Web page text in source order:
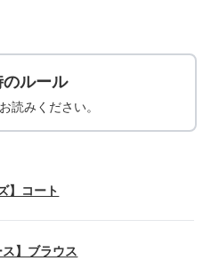
のルール
読みください。
】コート
ス】ブラウス